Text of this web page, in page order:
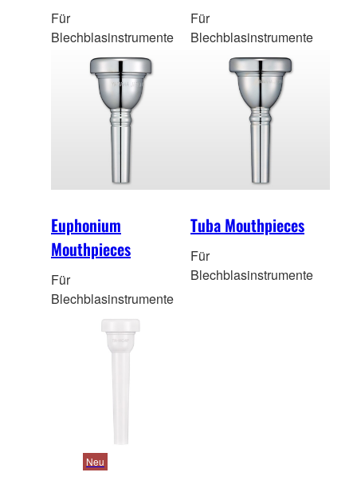
Für
Blechblasinstrumente
Für
Blechblasinstrumente
Euphonium
Mouthpieces
Für
Blechblasinstrumente
Tuba Mouthpieces
Für
Blechblasinstrumente
Neu